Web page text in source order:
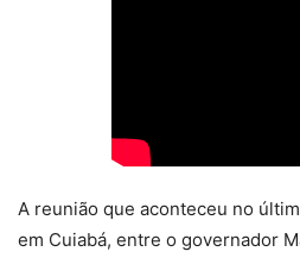
A reunião que aconteceu no
em Cuiabá, entre o governador